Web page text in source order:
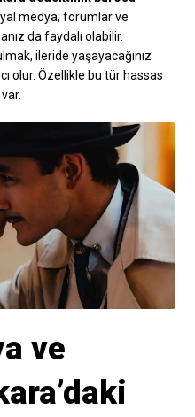
medya, forumlar ve
da faydalı olabilir.
ileride yaşayacağınız
olur. Özellikle bu tür hassas
ve